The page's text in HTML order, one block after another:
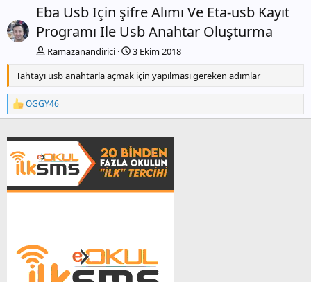
e
k
Eba Usb Için şifre Alımı Ve Eta-usb Kayıt
Programı Ile Usb Anahtar Oluşturma
Ramazanandirici
3 Ekim 2018
Tahtayı usb anahtarla açmak için yapılması gereken adımlar
T
e
k
i
e
r
:
OGGY46